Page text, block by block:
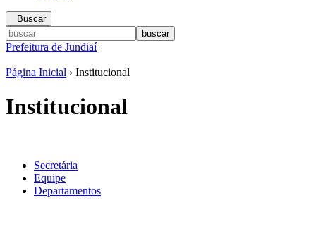
Buscar
Prefeitura de Jundiaí
Página Inicial › Institucional
Institucional
Secretária
Equipe
Departamentos